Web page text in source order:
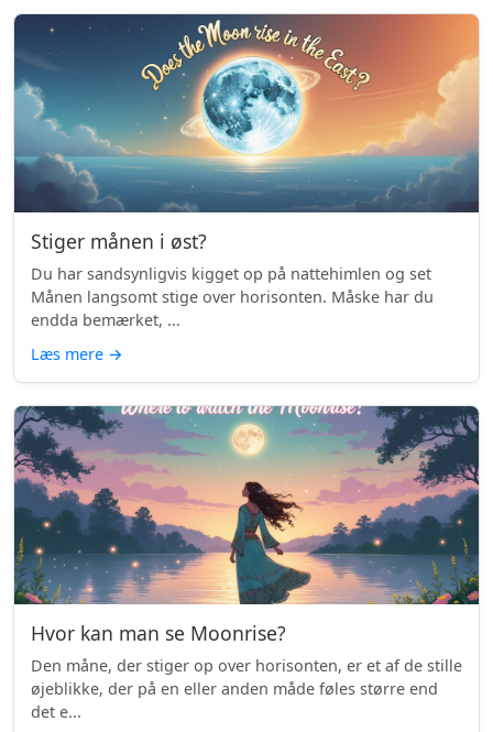
Stiger månen i øst?
Du har sandsynligvis kigget op på nattehimlen og set
Månen langsomt stige over horisonten. Måske har du
endda bemærket, ...
Læs mere →
Hvor kan man se Moonrise?
Den måne, der stiger op over horisonten, er et af de stille
øjeblikke, der på en eller anden måde føles større end
det e...